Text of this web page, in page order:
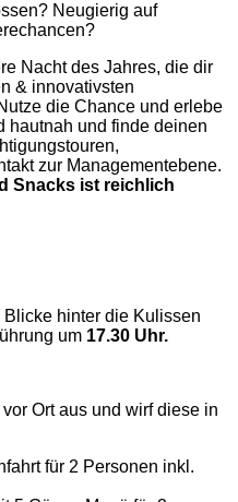
Neugierig auf
Nacht des Jahres, die dir
& innovativsten
die Chance und erlebe
hautnah und finde deinen
zur Managementebene.
Snacks ist reichlich
Blicke hinter die Kulissen
um 17.30 Uhr.
Ort aus und wirf diese in
für 2 Personen inkl.